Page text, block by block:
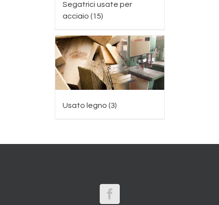
Segatrici usate per
acciaio (15)
Usato legno (3)